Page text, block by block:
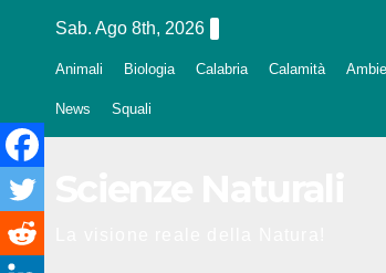
Sab. Ago 8th, 2026
Animali Biologia Calabria Calamità
News Squali